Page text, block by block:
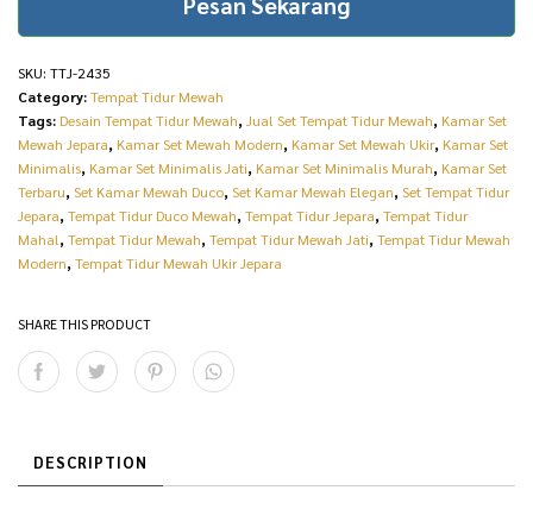
e
a
s
:
R
p
.
0
i
:
R
p
3
0
SKU: TTJ-2435
Category:Tempat Tidur Mewah
Tags: Desain Tempat Tidur Mewah, Jual Set Tempat Tidur Mewah, Kamar Set
Mewah Jepara, Kamar Set Mewah Modern, Kamar Set Mewah Ukir, Kamar Set
Minimalis, Kamar Set Minimalis Jati, Kamar Set Minimalis Murah, Kamar Set
Terbaru, Set Kamar Mewah Duco, Set Kamar Mewah Elegan, Set Tempat Tidur
Jepara, Tempat Tidur Duco Mewah, Tempat Tidur Jepara, Tempat Tidur
Mahal, Tempat Tidur Mewah, Tempat Tidur Mewah Jati, Tempat Tidur Mewah
Modern, Tempat Tidur Mewah Ukir Jepara
SHARE THIS PRODUCT
DESCRIPTION